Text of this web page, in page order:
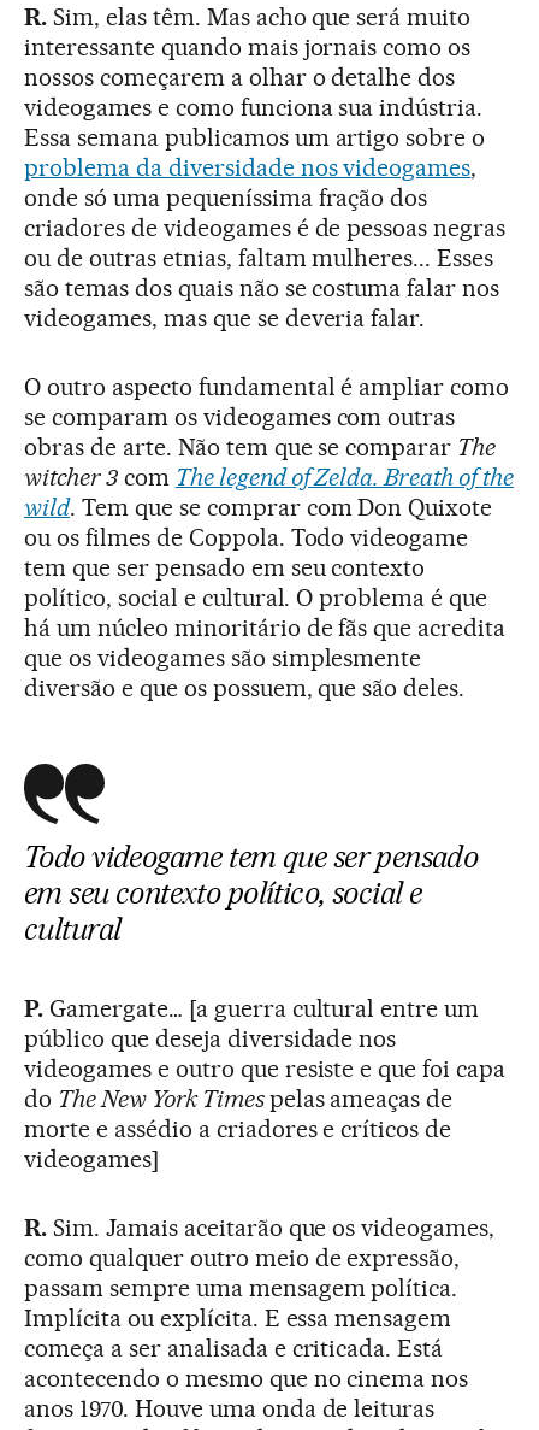
R.Sim, elas têm. Mas acho que será muito
interessante quando mais jornais como os
nossos começarem a olhar o detalhe dos
videogames e como funciona sua indústria.
Essa semana publicamos um artigo sobre o
problema da diversidade nos videogames,
onde só uma pequeníssima fração dos
criadores de videogames é de pessoas negras
ou de outras etnias, faltam mulheres... Esses
são temas dos quais não se costuma falar nos
videogames, mas que se deveria falar.
O outro aspecto fundamental é ampliar como
se comparam os videogames com outras
obras de arte. Não tem que se comparar The
witcher 3com The legend of Zelda. Breath of the
wild. Tem que se comprar com Don Quixote
ou os filmes de Coppola. Todo videogame
tem que ser pensado em seu contexto
político, social e cultural. O problema é que
há um núcleo minoritário de fãs que acredita
que os videogames são simplesmente
diversão e que os possuem, que são deles.
Todo videogame tem que ser pensado
em seu contexto político, social e
cultural
P.Gamergate… [a guerra cultural entre um
público que deseja diversidade nos
videogames e outro que resiste e que foi capa
do The New York Timespelas ameaças de
morte e assédio a criadores e críticos de
videogames]
R.Sim. Jamais aceitarão que os videogames,
como qualquer outro meio de expressão,
passam sempre uma mensagem política.
Implícita ou explícita. E essa mensagem
começa a ser analisada e criticada. Está
acontecendo o mesmo que no cinema nos
anos 1970. Houve uma onda de leituras